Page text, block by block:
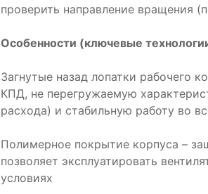
проверить направление вращения
Особенности (ключевые
Загнутые назад лопатки рабочего
КПД, не перегружаемую
расхода) и стабильную работу во
Полимерное покрытие корпуса –
позволяет эксплуатировать
условиях